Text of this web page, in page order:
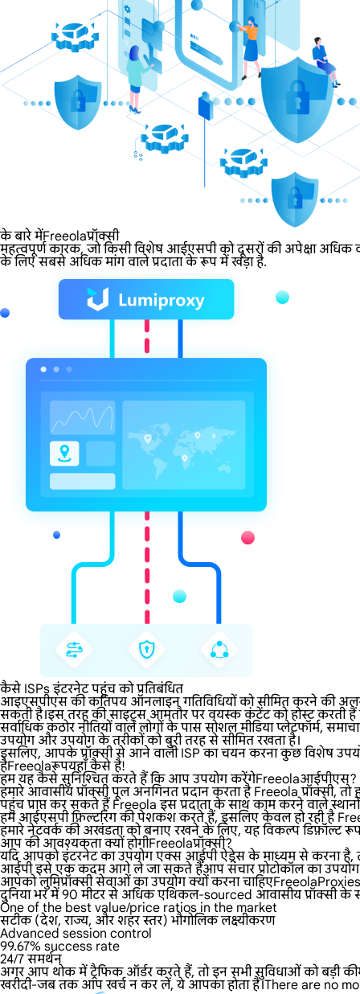
के बारे मेंFreeolaप्रॉक्सी
महत्वपूर्ण कारक, जो किसी विशेष आईएसपी को दूसरों की अपेक्षा अधिक
के लिए सबसे अधिक मांग वाले प्रदाता के रूप में खड़ा है.
कैसे ISPs इंटरनेट पहुंच को प्रतिबंधित
आइएसपीएस की कतिपय ऑनलाइन गतिविधियों को सीमित करने की
सकती है।इस तरह की साइट्स आमतौर पर वयस्क कंटेंट को होस्ट करती
सर्वाधिक कठोर नीतियों वाले लोगों के पास सोशल मीडिया प्लेटफॉर्म,
उपयोग और उपयोग के तरीकों को बुरी तरह से सीमित रखता है।
इसलिए, आपके प्रॉक्सी से आने वाली ISP का चयन करना कुछ विशेष
हैFreeolaरूपयहाँ कैसे है!
हम यह कैसे सुनिश्चित करते हैं कि आप उपयोग करेंगेFreeolaआईपीएस?
हमारे आवासीय प्रॉक्सी पूल अनगिनत प्रदान करता है Freeola प्रॉक्सी,
पहुंच प्राप्त कर सकते हैं Freeola इस प्रदाता के साथ काम करने वाले स्थानों
हम आईएसपी फ़िल्टरिंग की पेशकश करते हैं, इसलिए केवल हो रही है
हमारे नेटवर्क की अखंडता को बनाए रखने के लिए, यह विकल्प डिफ़ॉल्ट
आप की आवश्यकता क्यों होगीFreeolaप्रॉक्सी?
यदि आपको इंटरनेट का उपयोग एक्स आईपी ऐड्रेस के माध्यम से करना है,
आईपी इसे एक कदम आगे ले जा सकते हैंआप संचार प्रोटोकॉल का उपयोग
आपको लुमिप्रॉक्सी सेवाओं का उपयोग क्यों करना
दुनिया भर में 90 मीटर से अधिक एथिकल-sourced आवासीय प्रॉक्सी के
One of the best value/price ratios in the market
सटीक (देश, राज्य, और शहर स्तर) भौगोलिक लक्ष्यीकरण
Advanced session control
99.67% success rate
24/7 समर्थन
अगर आप थोक में ट्रैफिक ऑर्डर करते हैं, तो इन सभी सुविधाओं को बड़ी
खरीदी-जब तक आप खर्च न कर लें, ये आपका होता है।There are no